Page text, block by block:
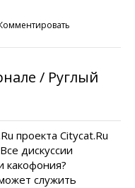
/ Руглый
проекта Citycat.Ru
дискуссии
какофония?
служить